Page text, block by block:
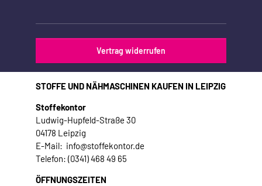
Vertrag widerrufen
STOFFE UND NÄHMASCHINEN KAUFEN IN LEIPZIG
Stoffekontor
Ludwig-Hupfeld-Straße 30
04178 Leipzig
E-Mail: info@stoffekontor.de
Telefon: (0341) 468 49 65
ÖFFNUNGSZEITEN